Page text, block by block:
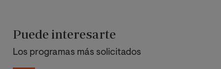
Puede interesarte
Los programas más solicitados